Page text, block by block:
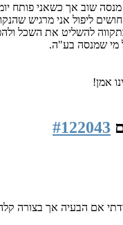
שוב אך כשאני פותח
ליפול אני מרגיש
להשליט את השכל
מי שמנסה בע"ה.
#122043
אם הבעיה אך בצורה